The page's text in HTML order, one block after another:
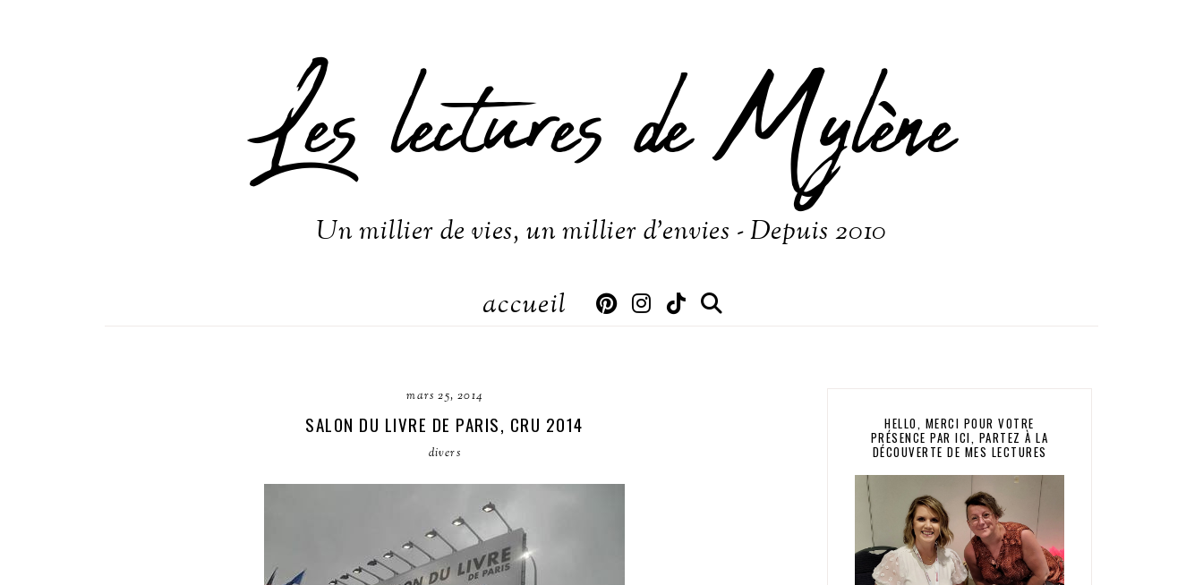
Les lectures de Mylène
Un millier de vies, un millier d'envies - Depuis 2010
accueil
mars 25, 2014
SALON DU LIVRE DE PARIS, CRU 2014
divers
HELLO, MERCI POUR VOTRE
PRÉSENCE PAR ICI, PARTEZ À LA
DÉCOUVERTE DE MES LECTURES